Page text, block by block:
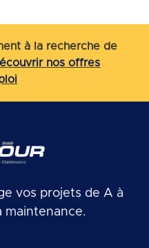
à la recherche de
nos offres
vos projets de A à
maintenance.